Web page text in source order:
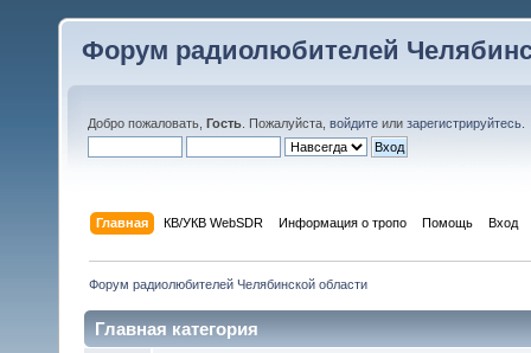
Форум радиолюбителей
Добро пожаловать, Гость . Пожалуйста, войдите или зарегистрируйтесь
Главная КВ/УКВ WebSDR Информация о тропо Помощь Вход
Форум радиолюбителей Челябинской области
Главная категория